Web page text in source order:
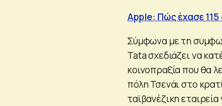
Apple: Πώς έχασε 115
Σύμφωνα με τη
Tata σχεδιάζει να
κοινοπραξία που θα
πόλη Τσενάι στο
ταϊβανέζικη